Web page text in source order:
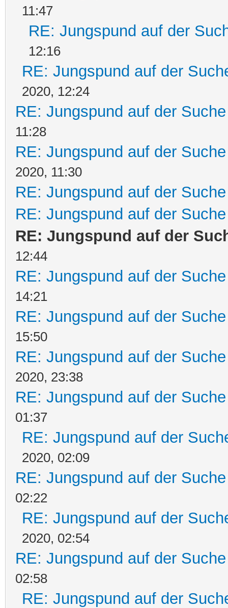
11:47
RE: Jungspund auf der
12:16
RE: Jungspund auf der
2020, 12:24
RE: Jungspund auf der
11:28
RE: Jungspund auf der
2020, 11:30
RE: Jungspund auf der
RE: Jungspund auf der
RE: Jungspund auf der
12:44
RE: Jungspund auf der
14:21
RE: Jungspund auf der
15:50
RE: Jungspund auf der
2020, 23:38
RE: Jungspund auf der
01:37
RE: Jungspund auf der
2020, 02:09
RE: Jungspund auf der
02:22
RE: Jungspund auf der
2020, 02:54
RE: Jungspund auf der
02:58
RE: Jungspund auf der